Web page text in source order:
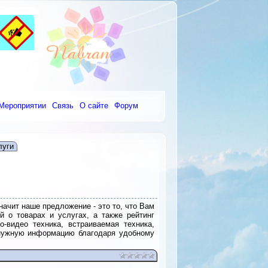
Связь О сайте Форум
наше предложение - это то, что Вам
о товарах и услугах, а также рейтинг
техника, встраиваемая техника,
информацию благодаря удобному